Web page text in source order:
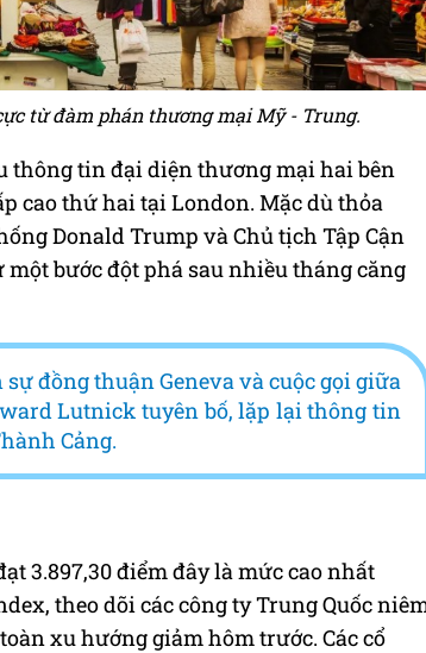
từ đàm phán thương mại Mỹ - Trung.
thông tin đại diện thương mại hai bên
cao thứ hai tại London. Mặc dù thỏa
Donald Trump và Chủ tịch Tập Cận
bước đột phá sau nhiều tháng căng
đồng thuận Geneva và cuộc gọi giữa
Lutnick tuyên bố, lặp lại thông tin
Cảng.
3.897,30 điểm đây là mức cao nhất
theo dõi các công ty Trung Quốc
xu hướng giảm hôm trước. Các cổ